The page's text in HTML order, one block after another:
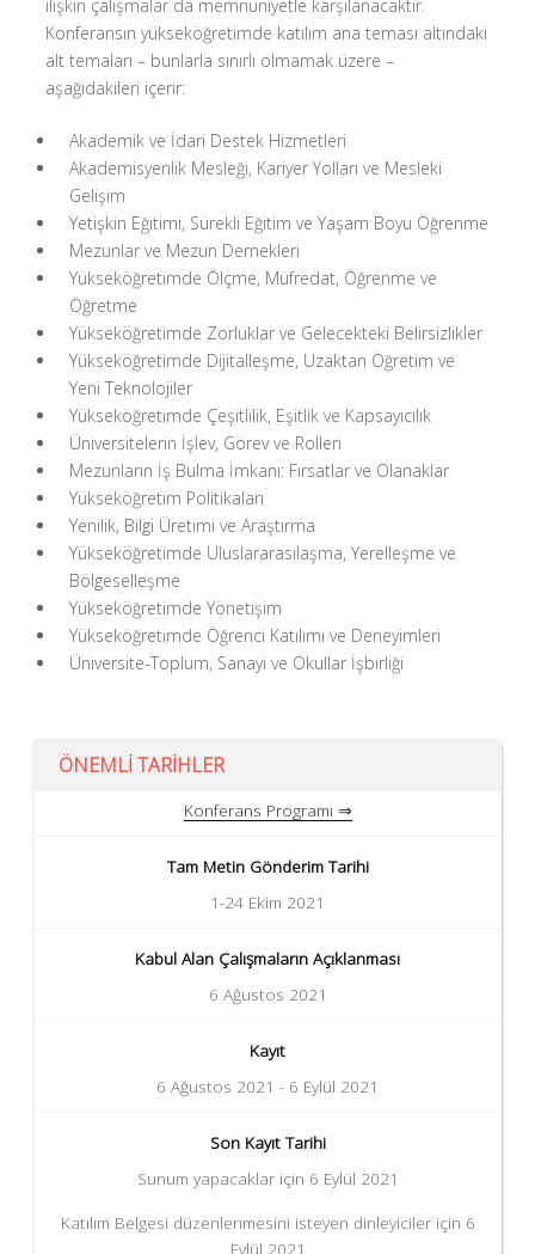
ilişkin çalışmalar da memnuniyetle karşılanacaktır.
Konferansın yükseköğretimde katılım ana teması altındaki
alt temaları – bunlarla sınırlı olmamak üzere –
aşağıdakileri içerir:
Akademik ve İdari Destek Hizmetleri
Akademisyenlik Mesleği, Kariyer Yolları ve Mesleki
Gelişim
Yetişkin Eğitimi, Sürekli Eğitim ve Yaşam Boyu Öğrenme
Mezunlar ve Mezun Dernekleri
Yükseköğretimde Ölçme, Müfredat, Öğrenme ve
Öğretme
Yükseköğretimde Zorluklar ve Gelecekteki Belirsizlikler
Yükseköğretimde Dijitalleşme, Uzaktan Öğretim ve
Yeni Teknolojiler
Yükseköğretimde Çeşitlilik, Eşitlik ve Kapsayıcılık
Üniversitelerin İşlev, Görev ve Rolleri
Mezunların İş Bulma İmkanı: Fırsatlar ve Olanaklar
Yükseköğretim Politikaları
Yenilik, Bilgi Üretimi ve Araştırma
Yükseköğretimde Uluslararasılaşma, Yerelleşme ve
Bölgeselleşme
Yükseköğretimde Yönetişim
Yükseköğretimde Öğrenci Katılımı ve Deneyimleri
Üniversite-Toplum, Sanayi ve Okullar İşbirliği
ÖNEMLİ TARİHLER
Konferans Programı ⇒
Tam Metin Gönderim Tarihi
1-24 Ekim 2021
Kabul Alan Çalışmaların Açıklanması
6 Ağustos 2021
Kayıt
6 Ağustos 2021 - 6 Eylül 2021
Son Kayıt Tarihi
Sunum yapacaklar için 6 Eylül 2021
Katılım Belgesi düzenlenmesini isteyen dinleyiciler için 6
Eylül 2021